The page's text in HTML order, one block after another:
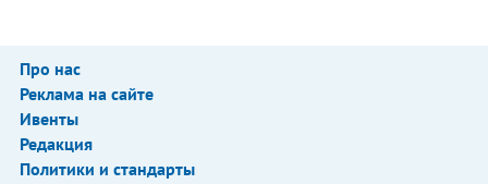
Про нас
Реклама на сайте
Ивенты
Редакция
Политики и стандарты